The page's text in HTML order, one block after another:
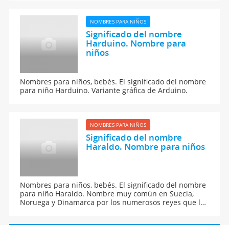
NOMBRES PARA NIÑOS
Significado del nombre
Harduino. Nombre para
niños
Nombres para niños, bebés. El significado del nombre
para niño Harduino. Variante gráfica de Arduino.
NOMBRES PARA NIÑOS
Significado del nombre
Haraldo. Nombre para niños
Nombres para niños, bebés. El significado del nombre
para niño Haraldo. Nombre muy común en Suecia,
Noruega y Dinamarca por los numerosos reyes que lo